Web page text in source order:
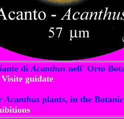
diAcanthus nell' Orto
guidate
Acanthus plants, in the